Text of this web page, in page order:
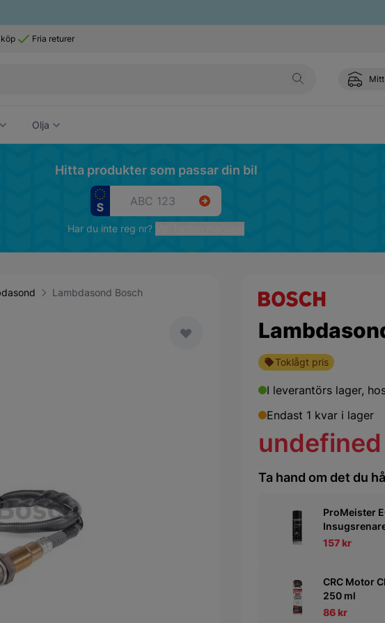
Fria returer
Olja
Hitta produkter som passar din bil
Har du inte reg nr?
Lambdasond Bosch
Toklågt pris
I leverantörs lager,
Endast 1 kvar i lager
undefined
Ta hand om det du
ProMeister
157 kr
CRC Motor
250 ml
86 kr